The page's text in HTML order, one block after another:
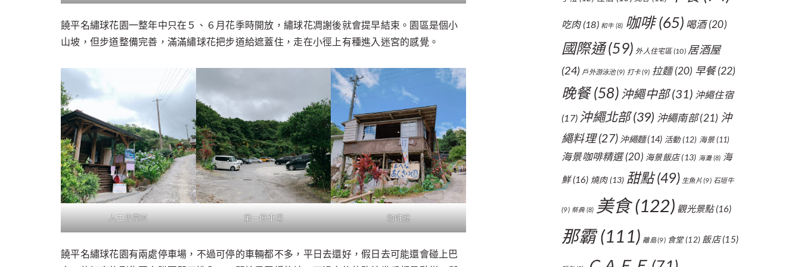
饒平名繡球花園一整年中只在５、６月花季時開放，繡球花凋謝後就會提早結束。園區是個小
山坡，但步道整備完善，滿滿繡球花把步道給遮蓋住，走在小徑上有種進入迷宮的感覺。
人工售票區 第一停車場 咖啡廳
饒平名繡球花園有兩處停車場，不過可停的車輛都不多，平日去還好，假日去可能還會碰上巴
吃肉(18) 和牛(8) 咖啡(65) 喝酒(20)
國際通(59) 外人住宅區(10) 居酒屋
(24) 戶外游泳池(9) 打卡(9) 拉麵(20) 早餐(22)
晚餐(58) 沖繩中部(31) 沖繩住宿
(17) 沖繩北部(39) 沖繩南部(21) 沖
繩料理(27) 沖繩麵(14) 活動(12) 海景(11)
海景咖啡精選(20) 海景飯店(13) 海灘(8) 海
鮮(16) 燒肉(13) 甜點(49) 生魚片(9) 石垣牛
(9) 祭典 (8) 美食(122) 觀光景點(16)
那霸(111) 離島(9) 食堂(12) 飯店(15)